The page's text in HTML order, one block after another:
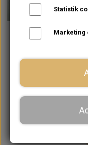
Statistik
Marketing